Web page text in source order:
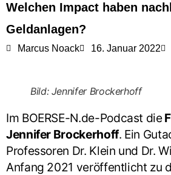
Welchen Impact haben
Geldanlagen?
Marcus Noack 16. Januar 2022
Bild: Jennifer Brockerhoff
Im BOERSE-N.de-Podcast die
Jennifer Brockerhoff. Ein
Professoren Dr. Klein und Dr.
Anfang 2021 veröffentlicht zu